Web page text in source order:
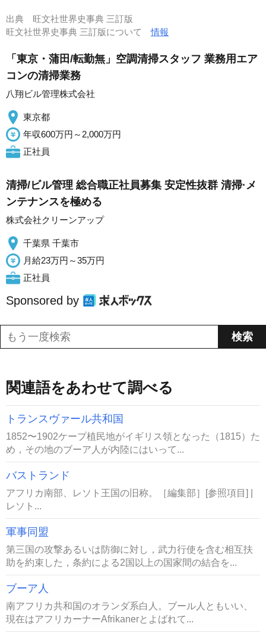
出典 旺文社世界史事典 三訂版
旺文社世界史事典 三訂版について情報
「東京・蒲田/転勤無」空調清掃スタッフ 業務用エア
コンの清掃業務
八翔ビル管理株式会社
東京都
年収600万円～2,000万円
正社員
清掃/ビル管理 総合職正社員募集 安定性抜群 清掃·メ
ンテナンスを極める
株式会社クリーンアップ
千葉県 千葉市
月給23万円～35万円
正社員
Sponsored by
関連語をあわせて調べる
トランスヴァール共和国
1852〜1902ケープ植民地がイギリス領となった（1815）た
め，その地のブーア人が内陸にはいって...
バストランド
アフリカ南部、レソト王国の旧称。［編集部］[参照項目] |
レソト...
軍事同盟
第三国の攻撃あるいは防御に対し，武力行使を含む相互扶
助を約束した，条約による2国以上の国家間の結合を...
ブーア人
南アフリカ共和国のオランダ系白人。ブール人ともいい、
現在はアフリカーナーAfrikanerとよばれて...